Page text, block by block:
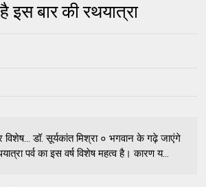
इस बार की रथयात्रा
विशेष... डॉ. सूर्यकांत मिश्रा ० भगवान के गढ़े जाएंगे
पर्व का इस वर्ष विशेष महत्व है। कारण य...